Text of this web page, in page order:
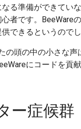
ド
る
2023
2022
2021
2018
る準備ができてい
者です。BeeWare
できるというので
頭の中の小さな声
にコードを貢
ー症候群